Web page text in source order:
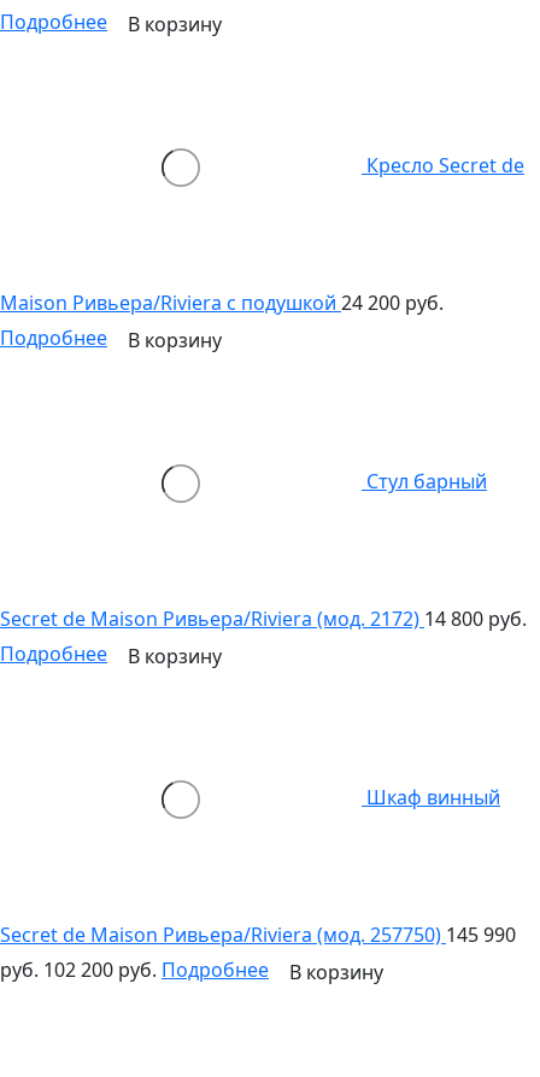
Подробнее В корзину
Кресло Secret de
Maison Ривьера/Riviera с подушкой 24 200 руб.
Подробнее
В корзину
Стул барный
Secret de Maison Ривьера/Riviera (мод. 2172) 14 800 руб.
Подробнее
В корзину
Шкаф винный
Secret de Maison Ривьера/Riviera (мод. 257750) 145 990
руб. 102 200 руб. Подробнее В корзину